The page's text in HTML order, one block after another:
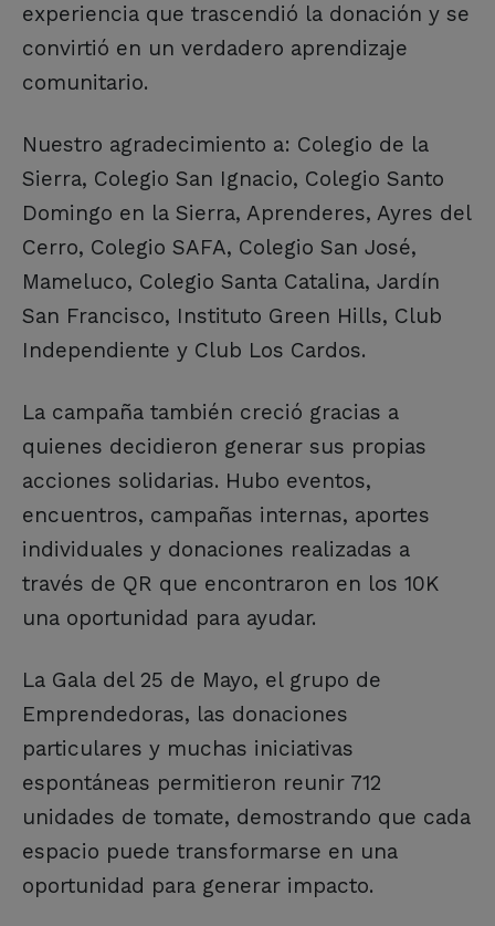
experiencia que trascendió la donación y se
convirtió en un verdadero aprendizaje
comunitario.
Nuestro agradecimiento a: Colegio de la
Sierra, Colegio San Ignacio, Colegio Santo
Domingo en la Sierra, Aprenderes, Ayres del
Cerro, Colegio SAFA, Colegio San José,
Mameluco, Colegio Santa Catalina, Jardín
San Francisco, Instituto Green Hills, Club
Independiente y Club Los Cardos.
La campaña también creció gracias a
quienes decidieron generar sus propias
acciones solidarias. Hubo eventos,
encuentros, campañas internas, aportes
individuales y donaciones realizadas a
través de QR que encontraron en los 10K
una oportunidad para ayudar.
La Gala del 25 de Mayo, el grupo de
Emprendedoras, las donaciones
particulares y muchas iniciativas
espontáneas permitieron reunir 712
unidades de tomate, demostrando que cada
espacio puede transformarse en una
oportunidad para generar impacto.